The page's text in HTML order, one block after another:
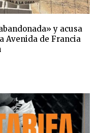
y acusa
Avenida de Francia